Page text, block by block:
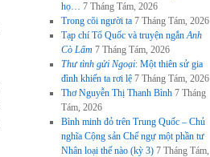
họ… 7 Tháng Tám, 2026
Trong cõi người ta 7 Tháng Tám, 2026
Tạp chí Tổ Quốc và truyện ngắnAnh
Cò Lấm 7 Tháng Tám, 2026
Thư tình gửi Ngoại: Một thiên sử gia
đình khiến ta rơi lệ 7 Tháng Tám, 2026
Thơ Nguyễn Thị Thanh Bình 7 Tháng
Tám, 2026
Bình minh đỏ trên Trung Quốc – Chủ
nghĩa Cộng sản Chế ngự một phần tư
Nhân loại thế nào (kỳ 3) 7 Tháng Tám,